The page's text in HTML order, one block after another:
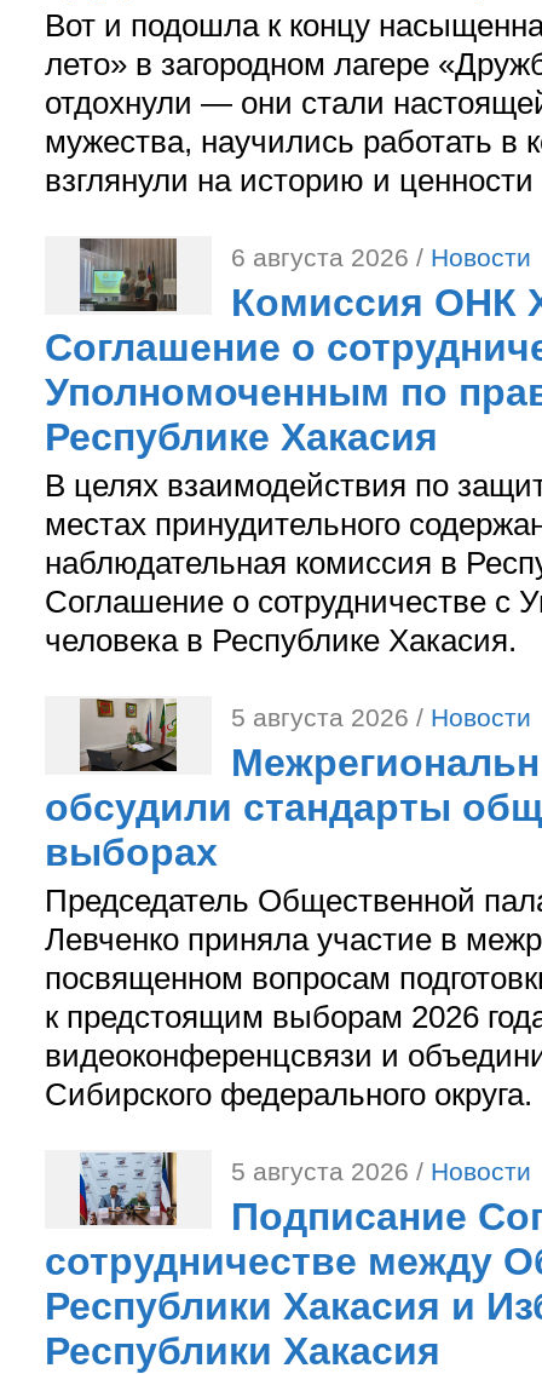
Вот и подошла к концу
лето» в загородном лагере
отдохнули — они стали
мужества, научились работать в
взглянули на историю и
6 августа 2026 / Новости
Комиссия ОНК
Соглашение о
Уполномоченным по
Республике Хакасия
В целях взаимодействия по
местах принудительного
наблюдательная комиссия в
Соглашение о сотрудничестве с
человека в Республике Хакасия.
5 августа 2026 / Новости
обсудили стандарты
выборах
Председатель Общественной
Левченко приняла участие в
посвященном вопросам
к предстоящим выборам 2026
видеоконференцсвязи и
Сибирского федерального округа.
5 августа 2026 / Новости
Подписание
сотрудничестве между
Республики Хакасия и
Республики Хакасия